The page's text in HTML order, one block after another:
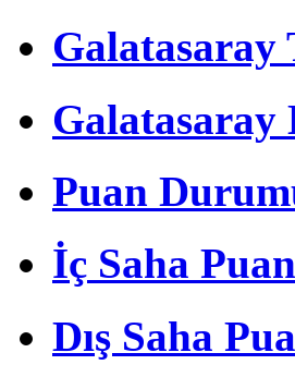
Galatasaray
Galatasaray
Puan
İç Saha
Dış Saha